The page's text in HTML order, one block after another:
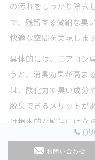
の汚れをしっかり除去
で、残留する微細な臭
快適な空間を実現します
具体的には、エアコン
うと、消臭効果が高ま
は、酸化力で臭い成分
脱臭できるメリットが
は根本的な解決にはな
セットで行うことが重
脱臭剤の使用にあたっ
お問い合わせ